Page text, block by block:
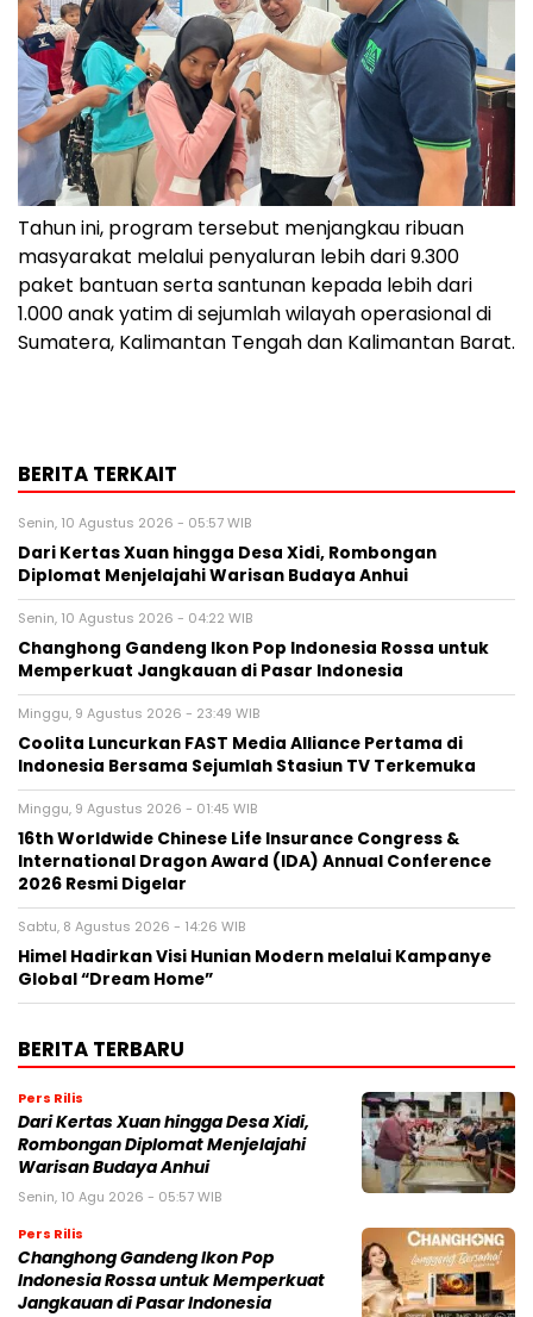
Tahun ini, program tersebut menjangkau ribuan
masyarakat melalui penyaluran lebih dari 9.300
paket bantuan serta santunan kepada lebih dari
1.000 anak yatim di sejumlah wilayah operasional di
Sumatera, Kalimantan Tengah dan Kalimantan Barat.
BERITA TERKAIT
Senin, 10 Agustus 2026 - 05:57 WIB
Dari Kertas Xuan hingga Desa Xidi, Rombongan
Diplomat Menjelajahi Warisan Budaya Anhui
Senin, 10 Agustus 2026 - 04:22 WIB
Changhong Gandeng Ikon Pop Indonesia Rossa untuk
Memperkuat Jangkauan di Pasar Indonesia
Minggu, 9 Agustus 2026 - 23:49 WIB
Coolita Luncurkan FAST Media Alliance Pertama di
Indonesia Bersama Sejumlah Stasiun TV Terkemuka
Minggu, 9 Agustus 2026 - 01:45 WIB
16th Worldwide Chinese Life Insurance Congress &
International Dragon Award (IDA) Annual Conference
2026 Resmi Digelar
Sabtu, 8 Agustus 2026 - 14:26 WIB
Himel Hadirkan Visi Hunian Modern melalui Kampanye
Global “Dream Home”
BERITA TERBARU
Pers Rilis
Dari Kertas Xuan hingga Desa Xidi,
Rombongan Diplomat Menjelajahi
Warisan Budaya Anhui
Senin, 10 Agu 2026 - 05:57 WIB
Pers Rilis
Changhong Gandeng Ikon Pop
Indonesia Rossa untuk Memperkuat
Jangkauan di Pasar Indonesia